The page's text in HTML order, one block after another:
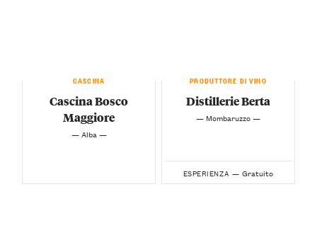
CASCINA
Cascina Bosco
Maggiore
— Alba —
PRODUTTORE DI VINO
Distillerie Berta
— Mombaruzzo —
ESPERIENZA — Gratuito